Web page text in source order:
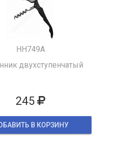
HH749A
двухступенчатый
245
В КОРЗИНУ